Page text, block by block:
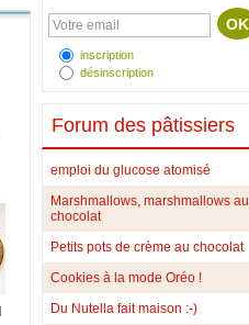
inscription
désinscription
Forum des pâtissiers
emploi du glucose atomisé
Marshmallows, marshmallows au
chocolat
Petits pots de crème au chocolat
Cookies à la mode Oréo !
Du Nutella fait maison :-)